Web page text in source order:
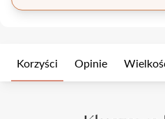
Korzyści Opinie